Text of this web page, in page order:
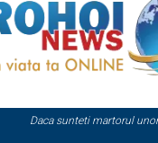
Daca sunteti martorul